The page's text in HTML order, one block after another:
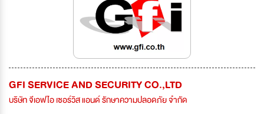
GFI SERVICE AND SECURITY CO.,LTD
บริษัท จีเอฟไอ เซอร์วิส แอนด์ รักษาความปลอดภัย จำกัด